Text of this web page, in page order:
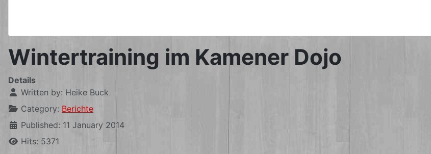
Wintertraining im Kamener Dojo
Details
Written by: Heike Buck
Category: Berichte
Published: 11 January 2014
Hits: 5371